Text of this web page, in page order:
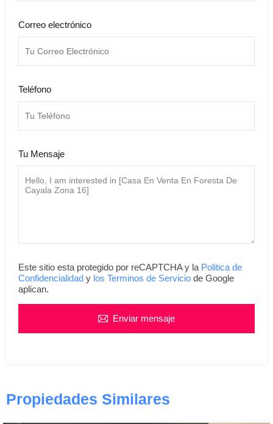
Correo electrónico
Teléfono
Tu Mensaje
Este sitio esta protegido por reCAPTCHA y la Politica de
Confidencialidad y los Terminos de Servicio de Google
aplican.
Enviar mensaje
Propiedades Similares